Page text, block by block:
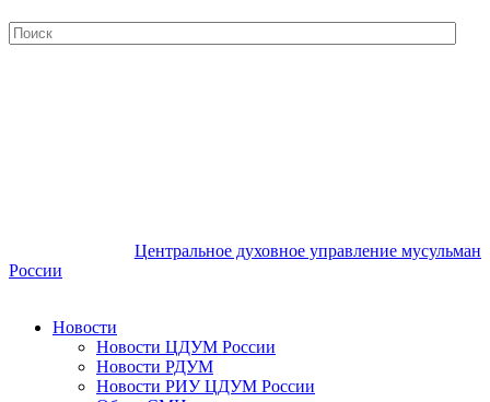
Центральное духовное управление мусульман
России
Новости
Новости ЦДУМ России
Новости РДУМ
Новости РИУ ЦДУМ России